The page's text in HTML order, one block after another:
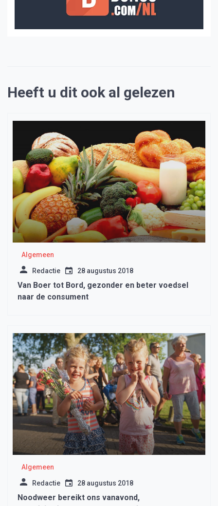
Heeft u dit ook al gelezen
Algemeen
Redactie 28 augustus 2018
Van Boer tot Bord, gezonder en beter voedsel
naar de consument
Algemeen
Redactie 28 augustus 2018
Noodweer bereikt ons vanavond,